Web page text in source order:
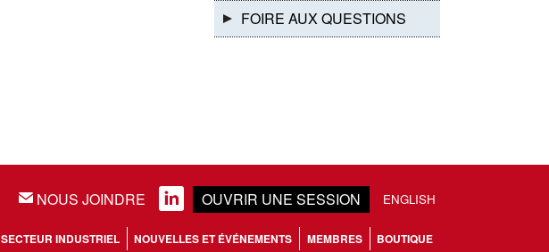
FOIRE AUX QUESTIONS
EMAIL NOUS JOINDRE LINKEDIN OUVRIR UNE SESSION ENGLISH
SECTEUR INDUSTRIEL NOUVELLES ET ÉVÉNEMENTS MEMBRES BOUTIQUE